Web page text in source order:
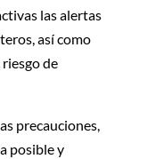
las alertas
así como
de
precauciones,
posible y